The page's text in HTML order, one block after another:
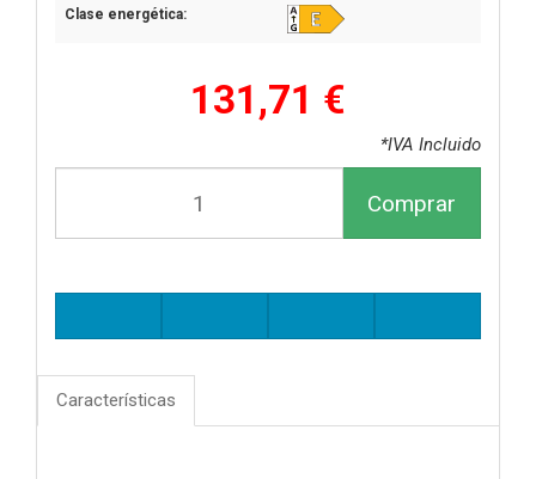
Clase energética:
131,71 €
*IVA Incluido
Comprar
Características